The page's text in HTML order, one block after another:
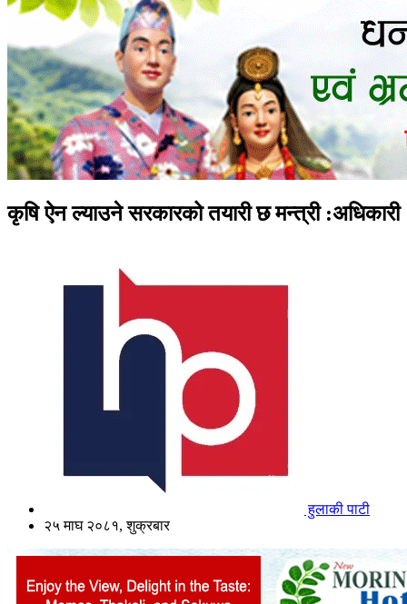
कृषि ऐन ल्याउने सरकारको तयारी छ मन्त्री :अधिकारी
हुलाकी पाटी
२५ माघ २०८१, शुक्रबार